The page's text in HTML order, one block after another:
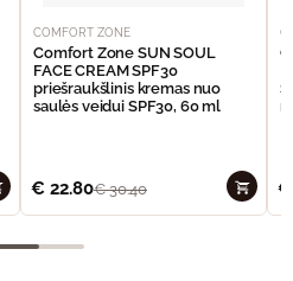
COMFORT ZONE
Comfort Zone SUN SOUL
FACE CREAM SPF30
priešraukšlinis kremas nuo
saulės veidui SPF30, 60 ml
€ 22.80€30.40 €